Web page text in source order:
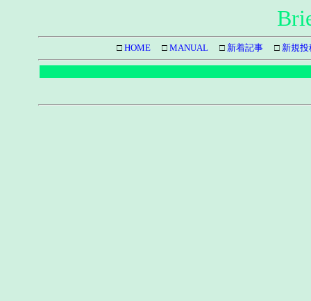
□ HOME □ MANUAL □ 新着記事 □ 新規投